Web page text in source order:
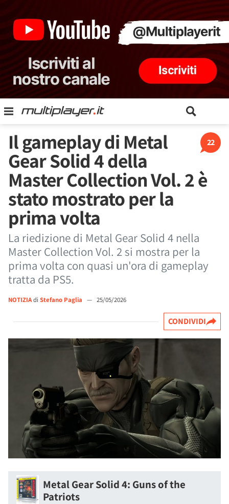
22
Il gameplay di Metal
Gear Solid 4 della
Master Collection Vol. 2 è
stato mostrato per la
prima volta
La riedizione di Metal Gear Solid 4 nella
Master Collection Vol. 2 si mostra per la
prima volta con quasi un'ora di gameplay
tratta da PS5.
NOTIZIAdi Stefano Paglia — 25/05/2026
CONDIVIDI
Metal Gear Solid 4: Guns of the
Patriots